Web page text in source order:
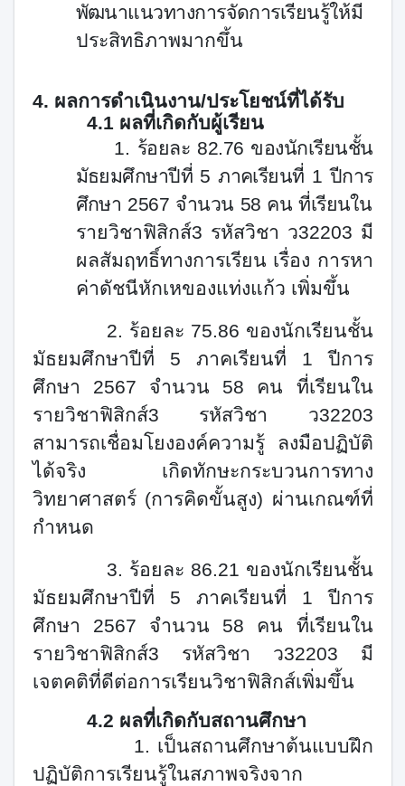
พัฒนาแนวทางการจัดการเรียนรู้ให้มี
ประสิทธิภาพมากขึ้น
4. ผลการดำเนินงาน/ประโยชน์ที่ได้รับ
4.1 ผลที่เกิดกับผู้เรียน
1. ร้อยละ 82.76 ของนักเรียนชั้น
มัธยมศึกษาปีที่ 5ภาคเรียนที่ 1ปีการ
ศึกษา 2567 จำนวน 58 คน ที่เรียนใน
รายวิชาฟิสิกส์3 รหัสวิชา ว32203 มี
ผลสัมฤทธิ์ทางการเรียน เรื่อง การหา
ค่าดัชนีหักเหของแท่งแก้ว เพิ่มขึ้น
2. ร้อยละ 75.86 ของนักเรียนชั้น
มัธยมศึกษาปีที่ 5 ภาคเรียนที่ 1ปีการ
ศึกษา 2567 จำนวน 58 คน ที่เรียนใน
รายวิชาฟิสิกส์3 รหัสวิชา ว32203
สามารถเชื่อมโยงองค์ความรู้ ลงมือปฏิบัติ
ได้จริง เกิดทักษะกระบวนการทาง
วิทยาศาสตร์ (การคิดขั้นสูง) ผ่านเกณฑ์ที่
กำหนด
3. ร้อยละ 86.21 ของนักเรียนชั้น
มัธยมศึกษาปีที่ 5 ภาคเรียนที่ 1ปีการ
ศึกษา 2567 จำนวน 58 คน ที่เรียนใน
รายวิชาฟิสิกส์3 รหัสวิชา ว32203 มี
เจตคติที่ดีต่อการเรียนวิชาฟิสิกส์เพิ่มขึ้น
4.2 ผลที่เกิดกับสถานศึกษา
1. เป็นสถานศึกษาต้นแบบฝึก
ปฏิบัติการเรียนรู้ในสภาพจริงจาก